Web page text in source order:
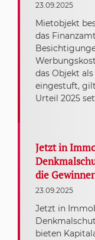
23.09.2025
Mietobjekt
das
das Objekt
eingestuft,
Urteil 2025
Jetzt in
die
23.09.2025
Jetzt in
bieten